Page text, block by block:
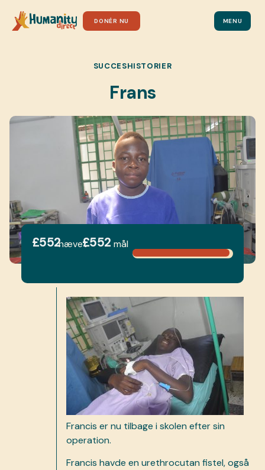
DONÉR NU MENU
SUCCESHISTORIER
Frans
£552hævet£552 mål
Francis er nu tilbage i skolen efter sin
operation.
Francis havde en urethrocutan fistel, også